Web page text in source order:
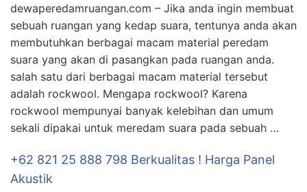
dewaperedamruangan.com – Jika anda ingin membuat
sebuah ruangan yang kedap suara, tentunya anda akan
membutuhkan berbagai macam material peredam
suara yang akan di pasangkan pada ruangan anda.
salah satu dari berbagai macam material tersebut
adalah rockwool. Mengapa rockwool? Karena
rockwool mempunyai banyak kelebihan dan umum
sekali dipakai untuk meredam suara pada sebuah …
+62 821 25 888 798 Berkualitas ! Harga Panel
Akustik